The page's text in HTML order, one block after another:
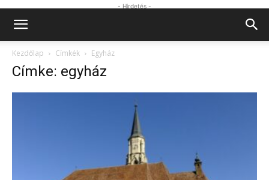
- Hirdetés -
Kezdőlap Címkék Egyház
Címke: egyház